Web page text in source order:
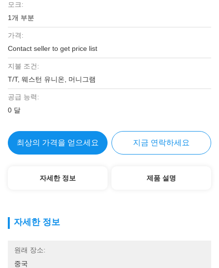
모크:
1개 부분
가격:
Contact seller to get price list
지불 조건:
T/T, 웨스턴 유니온, 머니그램
공급 능력:
0 달
최상의 가격을 얻으세요 지금 연락하세요
자세한 정보 제품 설명
자세한 정보
원래 장소:
중국